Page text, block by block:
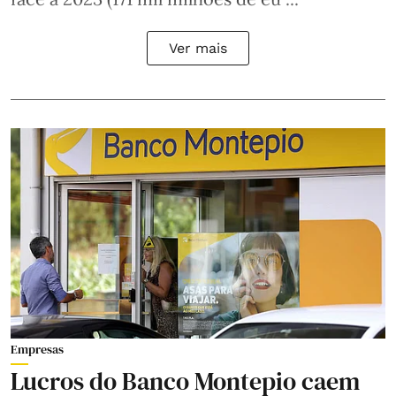
Ver mais
Empresas
Lucros do Banco Montepio caem